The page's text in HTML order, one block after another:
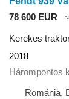
78 600 EUR
Kerekes
2018
Hárompontos
Románia,